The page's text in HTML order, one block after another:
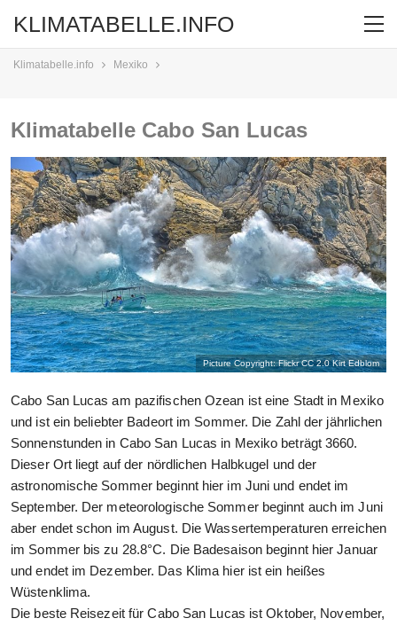
KLIMATABELLE.INFO
Klimatabelle.info Mexiko
Klimatabelle Cabo San Lucas
Picture Copyright: Flickr CC 2.0Kirt Edblom
Cabo San Lucas am pazifischen Ozean ist eine Stadt in Mexiko
und ist ein beliebter Badeort im Sommer. Die Zahl der jährlichen
Sonnenstunden in Cabo San Lucas in Mexiko beträgt 3660.
Dieser Ort liegt auf der nördlichen Halbkugel und der
astronomische Sommer beginnt hier im Juni und endet im
September. Der meteorologische Sommer beginnt auch im Juni
aber endet schon im August. Die Wassertemperaturen erreichen
im Sommer bis zu 28.8°C. Die Badesaison beginnt hier Januar
und endet im Dezember. Das Klima hier ist ein heißes
Wüstenklima.
Die beste Reisezeit für Cabo San Lucas ist Oktober, November,